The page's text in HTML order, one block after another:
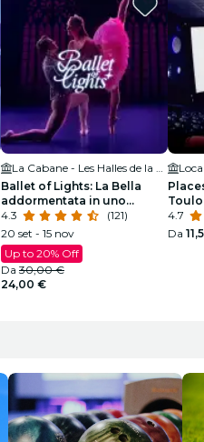
La Cabane - Les Halles de la Cartoucherie
Ballet of Lights: La Bella
addormentata in uno
spettacolo scintillante
4.3
(121)
20 set - 15 nov
Up to 20% Off
Da 30,00 €
24,00 €
4.7
Da